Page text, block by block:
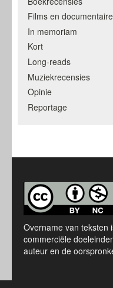
Films en
In memoriam
Kort
Long-reads
Muziekrecensies
Opinie
Reportage
Overname van teksten
commerciële
auteur en de